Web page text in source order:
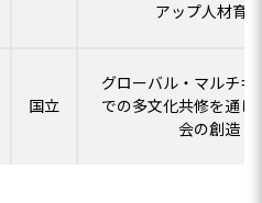
アップ人材育成
国立
グローバル・マルチキ
での多文化共修を通じ
会の創造